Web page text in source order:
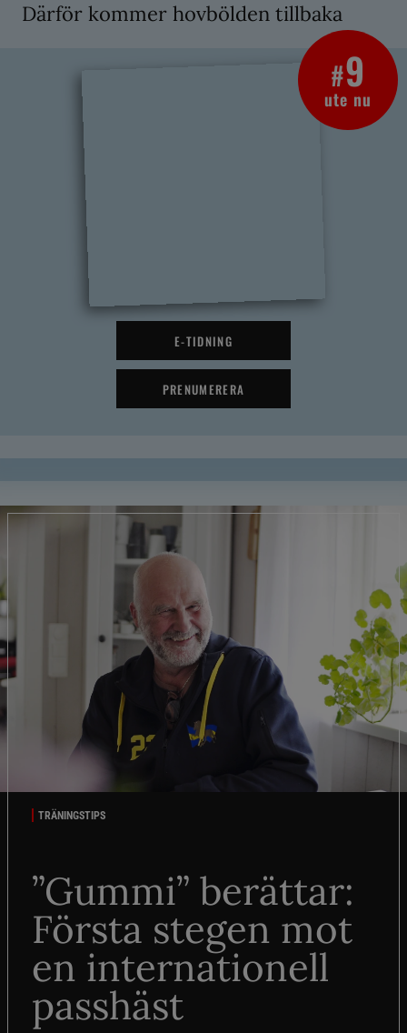
Därför kommer hovbölden tillbaka
#9
ute nu
E-TIDNING
PRENUMERERA
TRÄNINGSTIPS
”Gummi” berättar:
Första stegen mot
en internationell
passhäst